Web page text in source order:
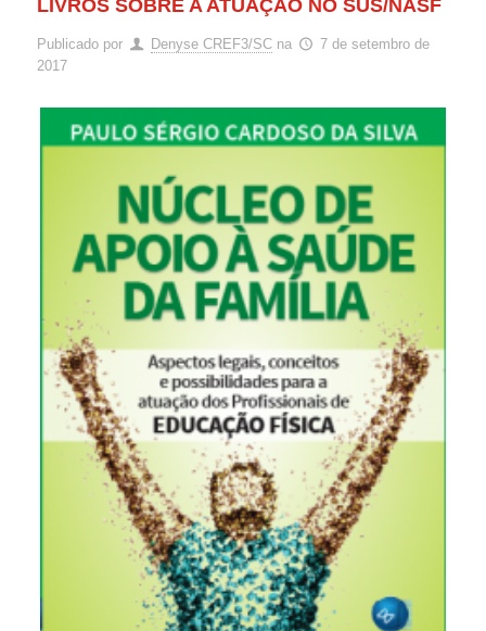
LIVROS SOBRE A ATUAÇÃO NO SUS/NASF
Publicado por Denyse CREF3/SC na
7 de setembro de
2017